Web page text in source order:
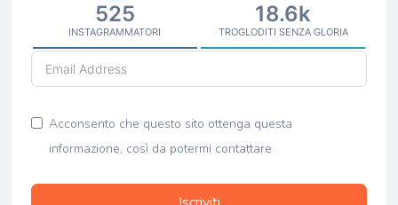
525
INSTAGRAMMATORI
18.6k
TROGLODITI SENZA GLORIA
Acconsento che questo sito ottenga questa
informazione, così da potermi contattare